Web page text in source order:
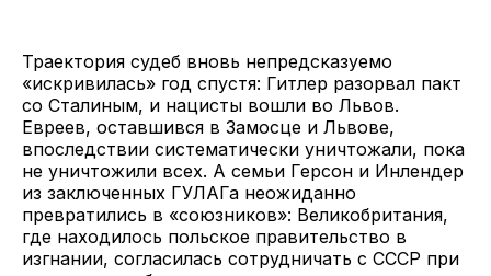
Траектория судеб вновь непредсказуемо
«искривилась» год спустя: Гитлер разорвал пакт
со Сталиным, и нацисты вошли во Львов.
Евреев, оставшився в Замосце и Львове,
впоследствии систематически уничтожали, пока
не уничтожили всех. А семьи Герсон и Инлендер
из заключенных ГУЛАГа неожиданно
превратились в «союзников»: Великобритания,
где находилось польское правительство в
изгнании, согласилась сотрудничать с СССР при